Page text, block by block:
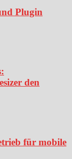
Plugin
den
für mobile